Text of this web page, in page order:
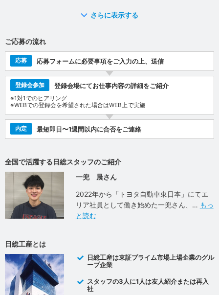
さらに表示する
ご応募の流れ
応募 応募フォームに必要事項をご入力の上、送信
登録会参加 登録会場にてお仕事内容の詳細をご紹介
※1対1でのヒアリング
※WEBでの登録会を希望された場合はWEB上で実施
内定 最短即日〜1週間以内に合否をご連絡
全国で活躍する日総スタッフのご紹介
一兜 晨さん
2022年から「トヨタ自動車東日本」にてエ
リア社員として働き始めた一兜さん、
もっ
と読む
日総工産とは
日総工産は東証プライム市場上場企業のグル
ープ企業
スタッフの3人に1人は友人紹介または再入
社